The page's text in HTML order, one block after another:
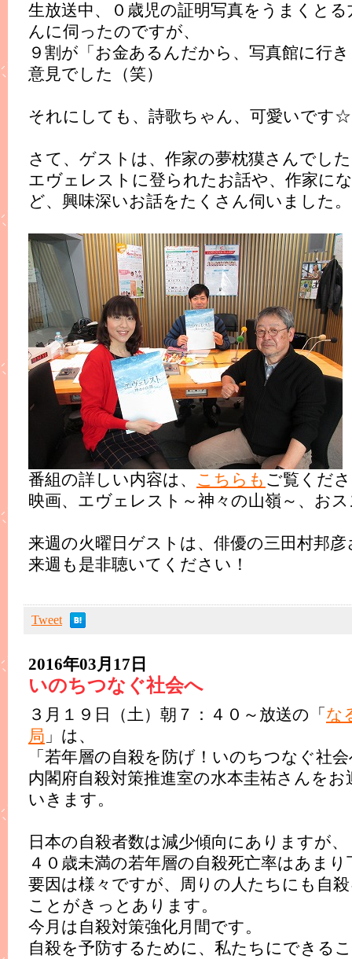
生放送中、０歳児の証明写真をうまくと
んに伺ったのですが、
９割が「お金あるんだから、写真館に行
意見でした（笑）
それにしても、詩歌ちゃん、可愛いです☆
さて、ゲストは、作家の夢枕獏さんでし
エヴェレストに登られたお話や、作家に
ど、興味深いお話をたくさん伺いました。
番組の詳しい内容は、 こちらも ご覧くだ
映画、エヴェレスト～神々の山嶺～、お
来週の火曜日ゲストは、俳優の三田村邦彦
来週も是非聴いてください！
Tweet
2016年03月17日
いのちつなぐ社会へ
３月１９日（土）朝７：４０～放送の「 な
局 」は、
「若年層の自殺を防げ！いのちつなぐ社
内閣府自殺対策推進室の水本圭祐さんを
いきます。
日本の自殺者数は減少傾向にありますが、
４０歳未満の若年層の自殺死亡率はあま
要因は様々ですが、周りの人たちにも自
ことがきっとあります。
今月は自殺対策強化月間です。
自殺を予防するために、私たちにできる